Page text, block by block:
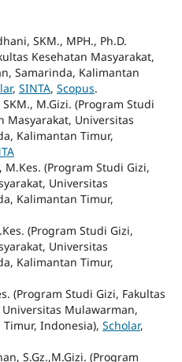
SKM., MPH., Ph.D.
Kesehatan Masyarakat,
Samarinda, Kalimantan
, SINTA, Scopus.
M.Gizi. (Program Studi
Masyarakat, Universitas
Kalimantan Timur,
M.Kes. (Program Studi Gizi,
Universitas
Kalimantan Timur,
(Program Studi Gizi,
Universitas
Kalimantan Timur,
(Program Studi Gizi, Fakultas
Mulawarman,
Indonesia), Scholar,
S.Gz.,M.Gizi. (Program